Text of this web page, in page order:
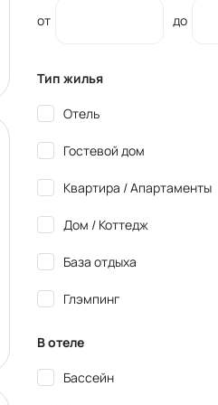
от до
Тип жилья
Отель
Гостевой дом
Квартира / Апартаменты
Дом / Коттедж
База отдыха
Глэмпинг
В отеле
Бассейн